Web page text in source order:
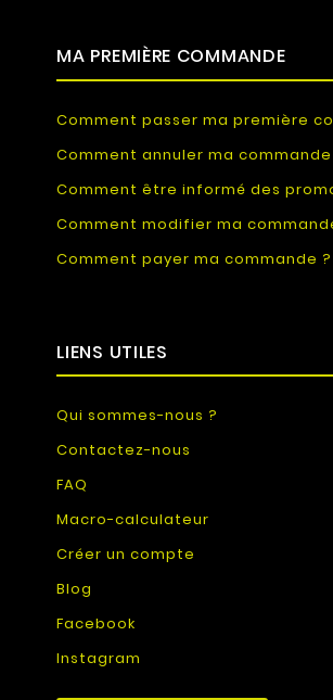
MA PREMIÈRE COMMANDE
Comment passer ma première
Comment annuler ma commande
Comment être informé des
Comment modifier ma
Comment payer ma commande ?
LIENS UTILES
Qui sommes-nous ?
Contactez-nous
FAQ
Macro-calculateur
Créer un compte
Blog
Facebook
Instagram